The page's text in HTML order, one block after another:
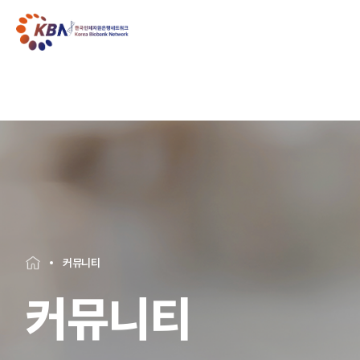
커뮤니티
커뮤니티